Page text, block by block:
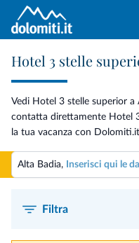
Hotel 3 stelle
Vedi Hotel 3 stelle superior
contatta direttamente Hotel
la tua vacanza con Dolomiti.it
Alta Badia, Inserisci qui le
Filtra